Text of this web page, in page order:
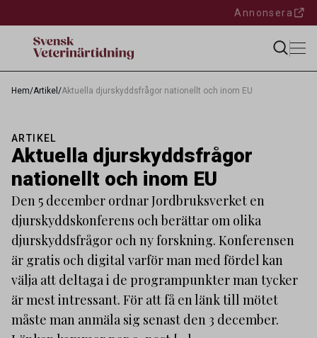
Annonsera
Hem/Artikel /Aktuella djurskyddsfrågor nationellt och inom EU
ARTIKEL
Aktuella djurskyddsfrågor
nationellt och inom EU
Den 5 december ordnar Jordbruksverket en
djurskyddskonferens och berättar om olika
djurskyddsfrågor och ny forskning. Konferensen
är gratis och digital varför man med fördel kan
välja att deltaga i de programpunkter man tycker
är mest intressant. För att få en länk till mötet
måste man anmäla sig senast den 3 december.